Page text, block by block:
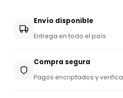
Envío disponible
Entrega en todo el país
Compra segura
Pagos encriptados y